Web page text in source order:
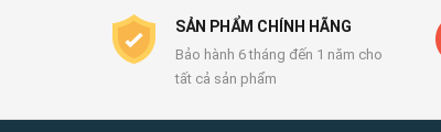
SẢN PHẨM CHÍNH HÃNG
Bảo hành 6 tháng đến 1 năm cho
tất cả sản phẩm